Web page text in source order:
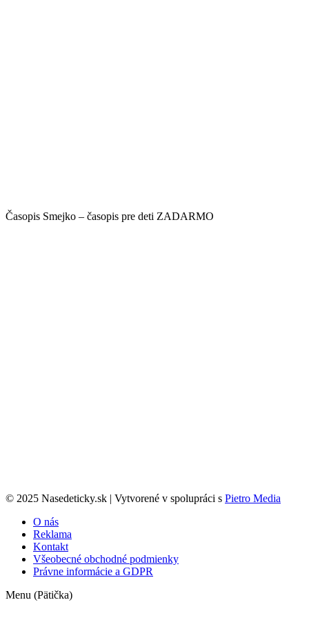
Časopis Smejko – časopis pre deti ZADARMO
© 2025 Nasedeticky.sk | Vytvorené v spolupráci s Pietro Media
O nás
Reklama
Kontakt
Všeobecné obchodné podmienky
Právne informácie a GDPR
Menu (Pätička)